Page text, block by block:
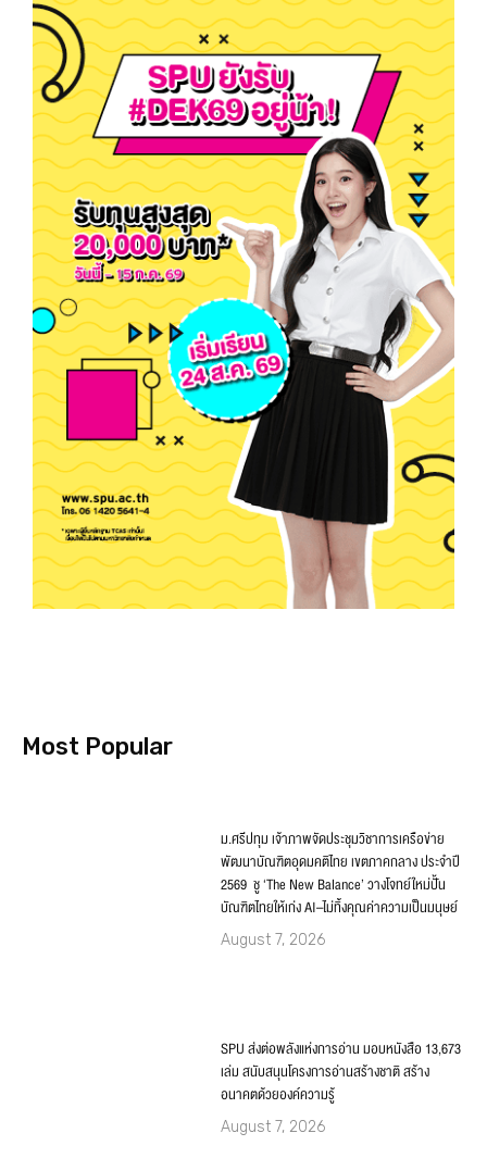
Most Popular
ม.ศรีปทุม เจ้าภาพจัดประชุมวิชาการเครือข่าย
พัฒนาบัณฑิตอุดมคติไทย เขตภาคกลาง ประจำปี
2569 ชู ‘The New Balance’ วางโจทย์ใหม่ปั้น
บัณฑิตไทยให้เก่ง AI–ไม่ทิ้งคุณค่าความเป็นมนุษย์
August 7, 2026
SPU ส่งต่อพลังแห่งการอ่าน มอบหนังสือ 13,673
เล่ม สนับสนุนโครงการอ่านสร้างชาติ สร้าง
อนาคตด้วยองค์ความรู้
August 7, 2026